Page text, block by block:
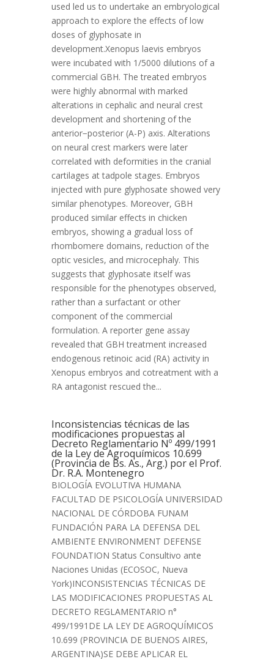
used led us to undertake an embryological
approach to explore the effects of low
doses of glyphosate in
development.Xenopus laevis embryos
were incubated with 1/5000 dilutions of a
commercial GBH. The treated embryos
were highly abnormal with marked
alterations in cephalic and neural crest
development and shortening of the
anterior−posterior (A-P) axis. Alterations
on neural crest markers were later
correlated with deformities in the cranial
cartilages at tadpole stages. Embryos
injected with pure glyphosate showed very
similar phenotypes. Moreover, GBH
produced similar effects in chicken
embryos, showing a gradual loss of
rhombomere domains, reduction of the
optic vesicles, and microcephaly. This
suggests that glyphosate itself was
responsible for the phenotypes observed,
rather than a surfactant or other
component of the commercial
formulation. A reporter gene assay
revealed that GBH treatment increased
endogenous retinoic acid (RA) activity in
Xenopus embryos and cotreatment with a
RA antagonist rescued the...
Inconsistencias técnicas de las
modificaciones propuestas al
Decreto Reglamentario Nº 499/1991
de la Ley de Agroquímicos 10.699
(Provincia de Bs. As., Arg.) por el Prof.
Dr. R.A. Montenegro
BIOLOGÍA EVOLUTIVA HUMANA
FACULTAD DE PSICOLOGÍA UNIVERSIDAD
NACIONAL DE CÓRDOBA FUNAM
FUNDACIÓN PARA LA DEFENSA DEL
AMBIENTE ENVIRONMENT DEFENSE
FOUNDATION Status Consultivo ante
Naciones Unidas (ECOSOC, Nueva
York)INCONSISTENCIAS TÉCNICAS DE
LAS MODIFICACIONES PROPUESTAS AL
DECRETO REGLAMENTARIO n°
499/1991DE LA LEY DE AGROQUÍMICOS
10.699 (PROVINCIA DE BUENOS AIRES,
ARGENTINA)SE DEBE APLICAR EL